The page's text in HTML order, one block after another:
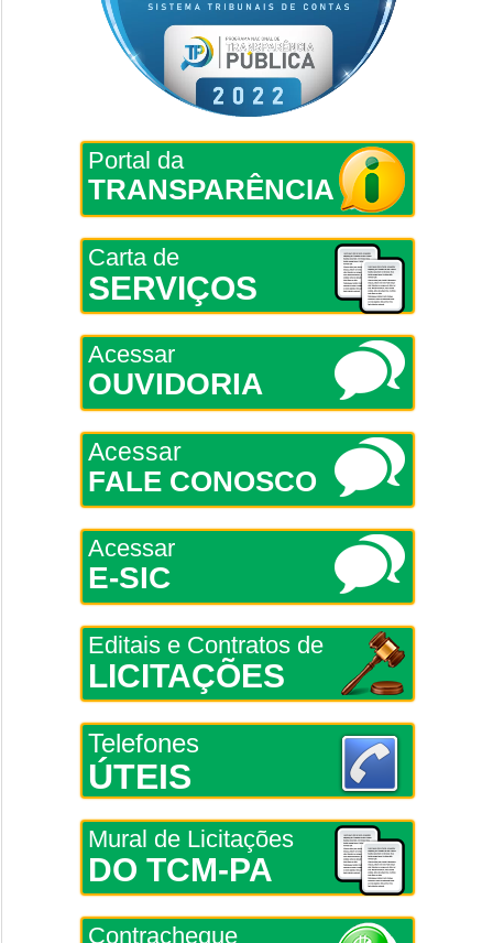
Portal da
TRANSPARÊNCIA
Carta de
SERVIÇOS
Acessar
OUVIDORIA
Acessar
FALE CONOSCO
Acessar
E-SIC
Editais e Contratos de
LICITAÇÕES
Telefones
ÚTEIS
Mural de Licitações
DO TCM-PA
Contracheque